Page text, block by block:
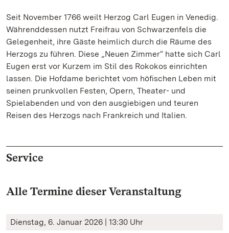
Seit November 1766 weilt Herzog Carl Eugen in Venedig.
Währenddessen nutzt Freifrau von Schwarzenfels die
Gelegenheit, ihre Gäste heimlich durch die Räume des
Herzogs zu führen. Diese „Neuen Zimmer“ hatte sich Carl
Eugen erst vor Kurzem im Stil des Rokokos einrichten
lassen. Die Hofdame berichtet vom höfischen Leben mit
seinen prunkvollen Festen, Opern, Theater- und
Spielabenden und von den ausgiebigen und teuren
Reisen des Herzogs nach Frankreich und Italien.
Service
Alle Termine dieser Veranstaltung
Dienstag, 6. Januar 2026 | 13:30 Uhr